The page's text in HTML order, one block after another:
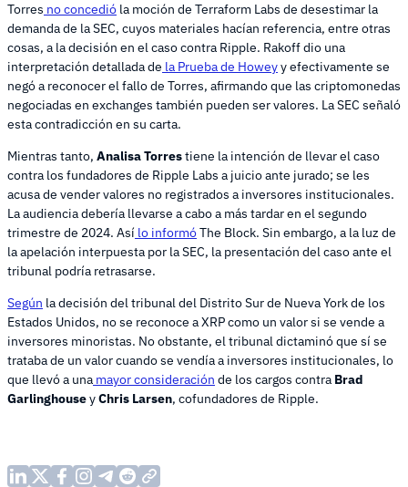
Torres no concedió la moción de Terraform Labs de desestimar la
demanda de la SEC, cuyos materiales hacían referencia, entre otras
cosas, a la decisión en el caso contra Ripple. Rakoff dio una
interpretación detallada de la Prueba de Howeyy efectivamente se
negó a reconocer el fallo de Torres, afirmando que las criptomonedas
negociadas en exchanges también pueden ser valores. La SEC señaló
esta contradicción en su carta.
Mientras tanto, Analisa Torrestiene la intención de llevar el caso
contra los fundadores de Ripple Labs a juicio ante jurado; se les
acusa de vender valores no registrados a inversores institucionales.
La audiencia debería llevarse a cabo a más tardar en el segundo
trimestre de 2024. Así lo informóThe Block. Sin embargo, a la luz de
la apelación interpuesta por la SEC, la presentación del caso ante el
tribunal podría retrasarse.
Según la decisión del tribunal del Distrito Sur de Nueva York de los
Estados Unidos, no se reconoce a XRP como un valor si se vende a
inversores minoristas. No obstante, el tribunal dictaminó que sí se
trataba de un valor cuando se vendía a inversores institucionales, lo
que llevó a una mayor consideración de los cargos contra Brad
GarlinghouseyChris Larsen, cofundadores de Ripple.